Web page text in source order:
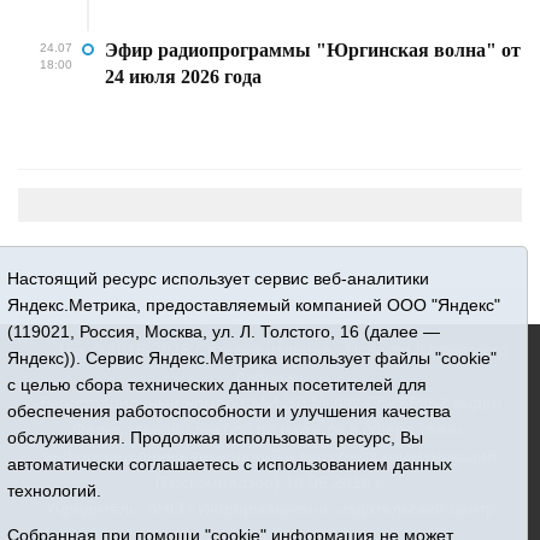
24.07
18:00
Эфир радиопрограммы "Юргинская волна" от
24 июля 2026 года
16+ © 2015-2026 Сетевое издание «Новости Юргинского
Регистрационный номер СМИ ЭЛ № ФС 77 - 66052 выдан
Федеральной службой по надзору в сфере связи,
«Призыв»
Настоящий ресурс использует сервис веб-аналитики
Яндекс.Метрика, предоставляемый компанией ООО "Яндекс"
(119021, Россия, Москва, ул. Л. Толстого, 16 (далее —
Яндекс)). Сервис Яндекс.Метрика использует файлы "cookie"
с целью сбора технических данных посетителей для
обеспечения работоспособности и улучшения качества
обслуживания. Продолжая использовать ресурс, Вы
автоматически соглашаетесь с использованием данных
технологий.
Собранная при помощи "cookie" информация не может